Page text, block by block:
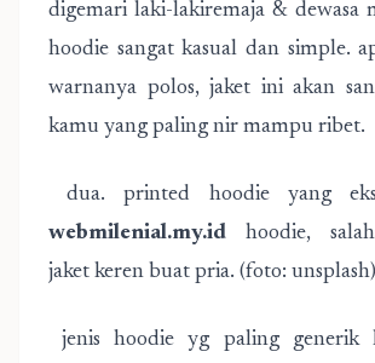
digemari laki-lakiremaja & dewasa
hoodie sangat kasual dan simple.
warnanya polos, jaket ini akan
kamu yang paling nir mampu ribet.
dua. printed hoodie yang
webmilenial.my.id hoodie,
jaket keren buat pria. (foto: unsplash)
jenis hoodie yg paling generik